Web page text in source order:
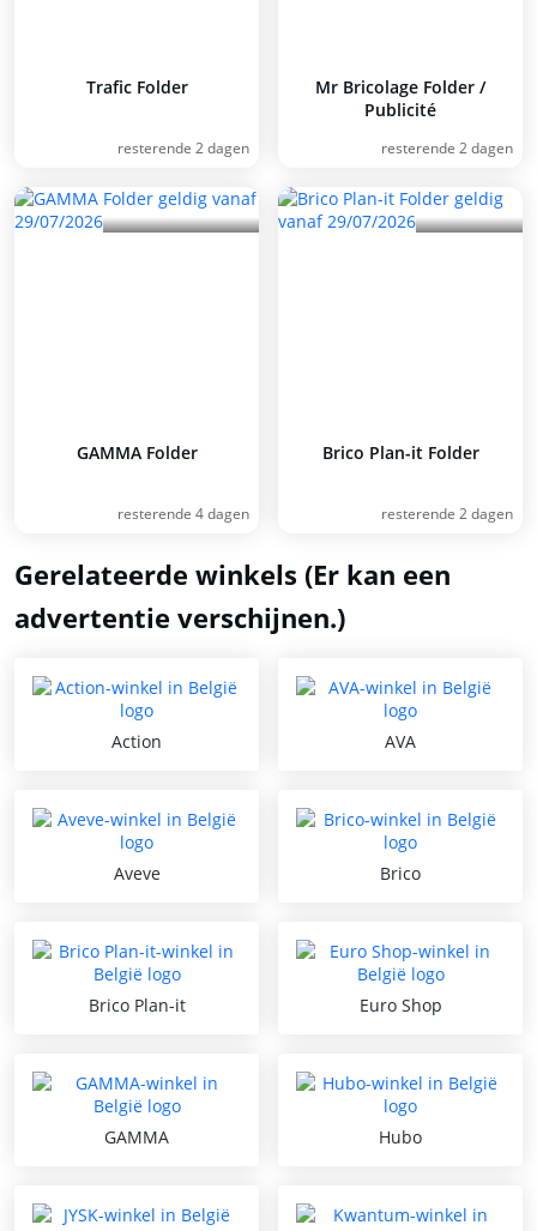
Trafic Folder
resterende 2 dagen
Mr Bricolage Folder /
Publicité
resterende 2 dagen
GAMMA Folder
resterende 4 dagen
Brico Plan-it Folder
resterende 2 dagen
Gerelateerde winkels (Er kan een
advertentie verschijnen.)
Action AVA
Aveve Brico
Brico Plan-it Euro Shop
GAMMA Hubo